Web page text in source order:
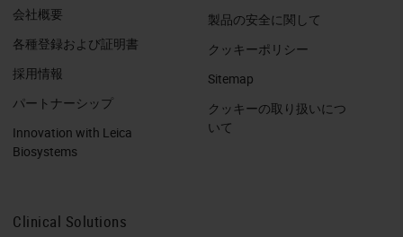
会社概要
各種登録および証明書
採用情報
パートナーシップ
Innovation with Leica
Biosystems
製品の安全に関して
クッキーポリシー
Sitemap
クッキーの取り扱いにつ
いて
Clinical Solutions